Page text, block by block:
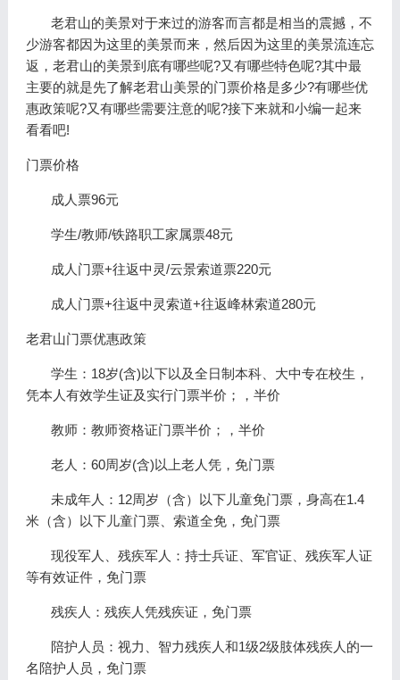
老君山的美景对于来过的游客而言都是相当的震撼，不
少游客都因为这里的美景而来，然后因为这里的美景流连忘
返，老君山的美景到底有哪些呢?又有哪些特色呢?其中最
主要的就是先了解老君山美景的门票价格是多少?有哪些优
惠政策呢?又有哪些需要注意的呢?接下来就和小编一起来
看看吧!
门票价格
成人票96元
学生/教师/铁路职工家属票48元
成人门票+往返中灵/云景索道票220元
成人门票+往返中灵索道+往返峰林索道280元
老君山门票优惠政策
学生：18岁(含)以下以及全日制本科、大中专在校生，
凭本人有效学生证及实行门票半价；，半价
教师：教师资格证门票半价；，半价
老人：60周岁(含)以上老人凭，免门票
未成年人：12周岁（含）以下儿童免门票，身高在1.4
米（含）以下儿童门票、索道全免，免门票
现役军人、残疾军人：持士兵证、军官证、残疾军人证
等有效证件，免门票
残疾人：残疾人凭残疾证，免门票
陪护人员：视力、智力残疾人和1级2级肢体残疾人的一
名陪护人员，免门票